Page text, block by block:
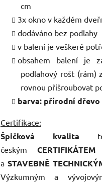
cm
3x okno v každém
dodáváno bez podlahy
v balení je veškeré
obsahem balení je
podlahový rošt (rám)
rovnou přišroubovat
barva: přírodní dřevo
Certifikace:
Špičková kvalita
českým
a STAVEBNĚ
Výzkumným a